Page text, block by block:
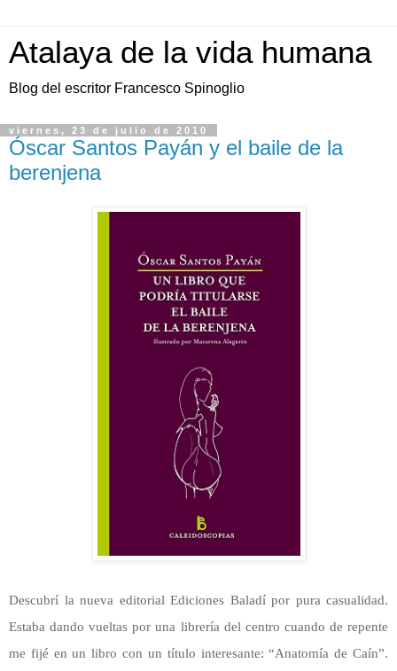
Atalaya de la vida humana
Blog del escritor Francesco Spinoglio
viernes, 23 de julio de 2010
Óscar Santos Payán y el baile de la
berenjena
Descubrí la nueva editorial Ediciones Baladí por pura casualidad.
Estaba dando vueltas por una librería del centro cuando de repente
me fijé en un libro con un título interesante: “Anatomía de Caín”.